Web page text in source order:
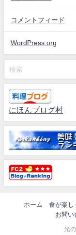
コメントフィード
WordPress.org
にほんブログ村
ホーム 食が楽し
お問い
光